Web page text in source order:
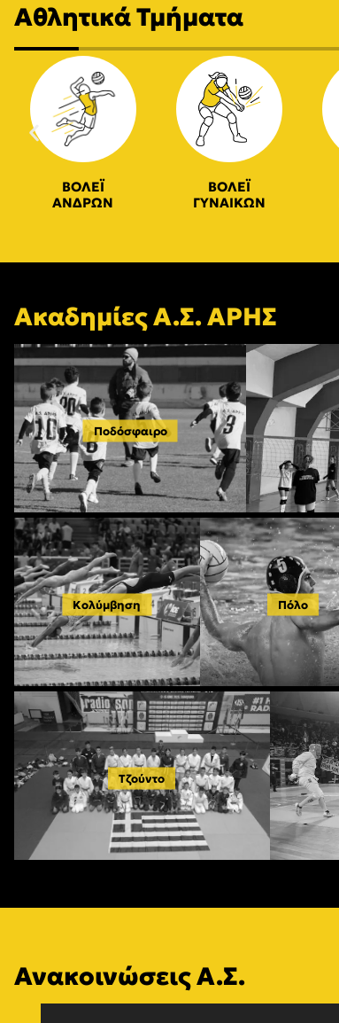
Αθλητικά Τμήματα
ΒΟΛΕΪ
ΑΝΔΡΩΝ
ΒΟΛΕΪ
ΓΥΝΑΙΚΩΝ
Ακαδημίες Α.Σ. ΑΡΗΣ
Ποδόσφαιρο
Κολύμβηση Πόλο
Τζούντο
Ανακοινώσεις Α.Σ.